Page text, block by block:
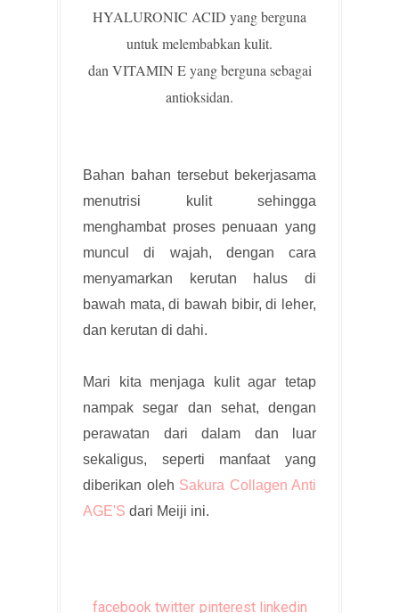
HYALURONIC ACID yang berguna
untuk melembabkan kulit.
dan VITAMIN E yang berguna sebagai
antioksidan.
Bahan bahan tersebut bekerjasama
menutrisi kulit sehingga
menghambat proses penuaan yang
muncul di wajah, dengan cara
menyamarkan kerutan halus di
bawah mata, di bawah bibir, di leher,
dan kerutan di dahi.
Mari kita menjaga kulit agar tetap
nampak segar dan sehat, dengan
perawatan dari dalam dan luar
sekaligus, seperti manfaat yang
diberikan oleh Sakura Collagen Anti
AGE'S dari Meiji ini.
facebook twitter pinterest linkedin